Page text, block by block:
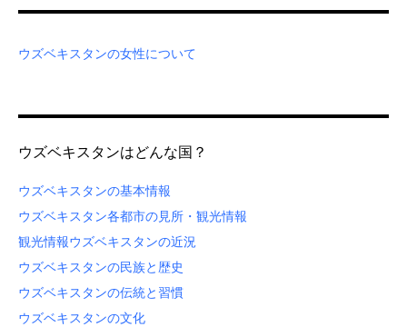
ウズベキスタンの女性について
ウズベキスタンはどんな国？
ウズベキスタンの基本情報
ウズベキスタン各都市の見所・観光情報
観光情報ウズベキスタンの近況
ウズベキスタンの民族と歴史
ウズベキスタンの伝統と習慣
ウズベキスタンの文化